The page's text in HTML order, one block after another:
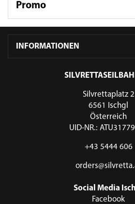
Promo
INFORMATIONEN
Silvrettaplatz 2
6561 Ischgl
Österreich
UID-NR.:
+43 5444 606
Social Media
Facebook